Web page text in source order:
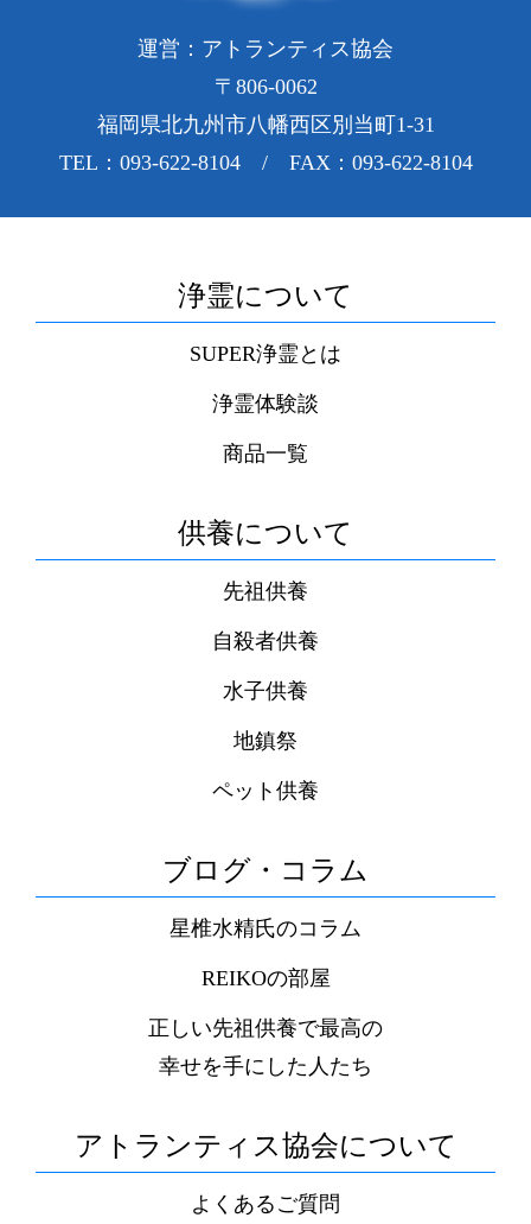
運営：アトランティス協会
〒806-0062
福岡県北九州市八幡西区別当町1-31
TEL：093-622-8104 / FAX：093-622-8104
浄霊について
SUPER浄霊とは
浄霊体験談
商品一覧
供養について
先祖供養
自殺者供養
水子供養
地鎮祭
ペット供養
ブログ・コラム
星椎水精氏のコラム
REIKOの部屋
正しい先祖供養で最高の
幸せを手にした人たち
アトランティス協会について
よくあるご質問